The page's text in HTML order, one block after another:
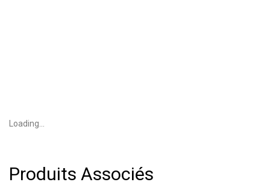
Loading...
Produits Associés